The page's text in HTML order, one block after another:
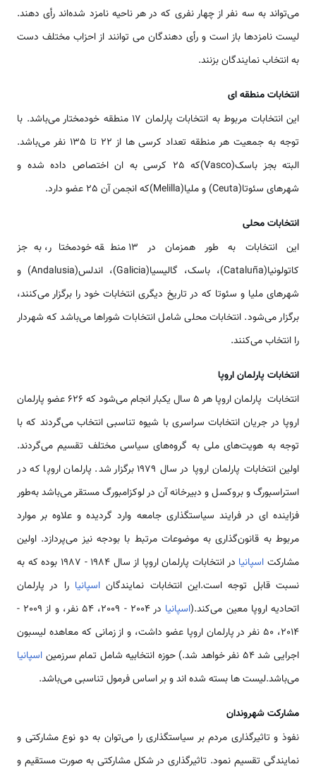
می‌تواند به سه نفر از چهار نفری که در هر ناحیه نامزد شده‌اند رأی دهند.
لیست نامزدها باز است و رأی دهندگان می توانند از احزاب مختلف دست
به انتخاب نمایندگان بزنند.
انتخابات منطقه ای
این انتخابات مربوط به انتخابات پارلمان 17 منطقه خودمختار می‌باشد. با
توجه به جمعیت هر منطقه تعداد کرسی ها از 22 تا 135 نفر می‌باشد.
البته بجز باسک(Vasco)که 25 کرسی به ان اختصاص داده شده و
شهرهای سئوتا(Ceuta) و ملیا(Melilla)که انجمن آن 25 عضو دارد.
انتخابات محلی
این انتخابات به طور همزمان در 13 منطقه خودمختار، به‌جز
کاتولونیا(Cataluña)، باسک، گالیسیا(Galicia)، اندلس(Andalusia) و
شهرهای ملیا و سئوتا که در تاریخ دیگری انتخابات خود را برگزار می‌کنند،
برگزار می‌شود. انتخابات محلی شامل انتخابات شوراها می‌باشد که شهردار
را انتخاب می‌کنند.
انتخابات پارلمان اروپا
انتخابات پارلمان اروپا هر 5 سال یکبار انجام می‌شود که 626 عضو پارلمان
اروپا در جریان انتخابات سراسری با شیوه تناسبی انتخاب می‌گردند که با
توجه به هویت‌های ملی به گروه‌های سیاسی مختلف تقسیم می‌گردند.
اولین انتخابات پارلمان اروپا در سال 1979 برگزار شد. پارلمان اروپا که در
استراسبورگ و بروکسل و دبیرخانه آن در لوکزامبورگ مستقر می‌باشد به‌طور
فزاینده‌ ای در فرایند سیاستگذاری جامعه وارد گردیده و علاوه بر موارد
مربوط به قانون‌گذاری به موضوعات مرتبط با بودجه نیز می‌پردازد. اولین
مشارکت اسپانیا
در انتخابات پارلمان اروپا از سال 1984 - 1987 بوده که به
نسبت قابل توجه است.این انتخابات نمایندگان اسپانیا را در پارلمان
اتحادیه اروپا معین می‌کند.(اسپانیا
در 2004 - 2009، 54 نفر، و از 2009 -
2014، 50 نفر در پارلمان اروپا عضو داشت، و از زمانی که معاهده لیسبون
اجرایی شد 54 نفر خواهد شد.) حوزه انتخابیه شامل تمام سرزمین
اسپانیا
می‌باشد.لیست ها بسته شده اند و بر اساس فرمول تناسبی می‌باشد.
مشارکت شهروندان
نفوذ و تاثیرگذاری مردم بر سیاستگذاری را می‌توان به دو نوع مشارکتی و
نمایندگی تقسیم نمود. تاثیرگذاری در شکل مشارکتی به صورت مستقیم و